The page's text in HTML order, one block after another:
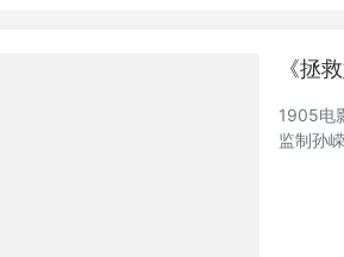
《拯
1905电
监制孙